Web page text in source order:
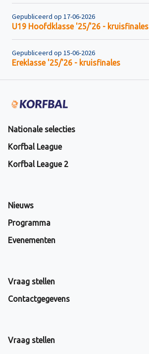
Gepubliceerd op 17-06-2026
U19 Hoofdklasse '25/'26 - kruisfinales
Gepubliceerd op 15-06-2026
Ereklasse '25/'26 - kruisfinales
Nationale selecties
Korfbal League
Korfbal League 2
Nieuws
Programma
Evenementen
Vraag stellen
Contactgegevens
Vraag stellen